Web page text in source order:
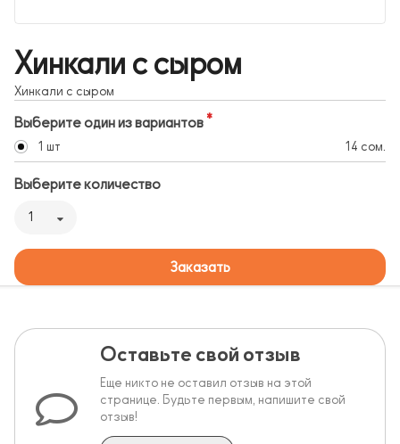
Хинкали с сыром
Хинкали с сыром
Выберите один из вариантов
1 шт 14 сом.
Выберите количество
1
Заказать
Оставьте свой отзыв
Еще никто не оставил отзыв на этой
странице. Будьте первым, напишите свой
отзыв!